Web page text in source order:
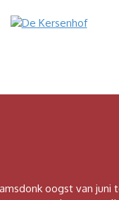
oogst van juni